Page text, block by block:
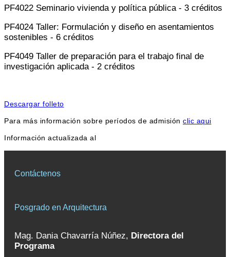
PF4022 Seminario vivienda y política pública - 3 créditos
PF4024 Taller: Formulación y diseño en asentamientos
sostenibles - 6 créditos
PF4049 Taller de preparación para el trabajo final de
investigación aplicada - 2 créditos
Descargar folleto
Para más información sobre períodos de admisión clic aqui
Información actualizada al
Contáctenos
Posgrado en Arquitectura
Mag. Dania Chavarría Núñez, Directora del
Programa